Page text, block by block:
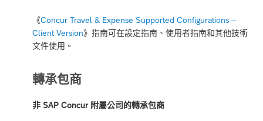
《Concur Travel & Expense Supported Configurations –
Client Version》指南可在設定指南、使用者指南和其他技術
文件使用。
轉承包商
非 SAP Concur 附屬公司的轉承包商